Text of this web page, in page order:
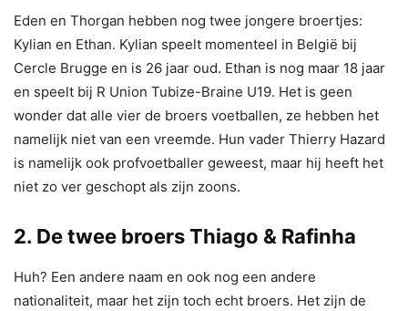
Eden en Thorgan hebben nog twee jongere broertjes:
Kylian en Ethan. Kylian speelt momenteel in België bij
Cercle Brugge en is 26 jaar oud. Ethan is nog maar 18 jaar
en speelt bij R Union Tubize-Braine U19. Het is geen
wonder dat alle vier de broers voetballen, ze hebben het
namelijk niet van een vreemde. Hun vader Thierry Hazard
is namelijk ook profvoetballer geweest, maar hij heeft het
niet zo ver geschopt als zijn zoons.
2. De twee broers Thiago & Rafinha
Huh? Een andere naam en ook nog een andere
nationaliteit, maar het zijn toch echt broers. Het zijn de